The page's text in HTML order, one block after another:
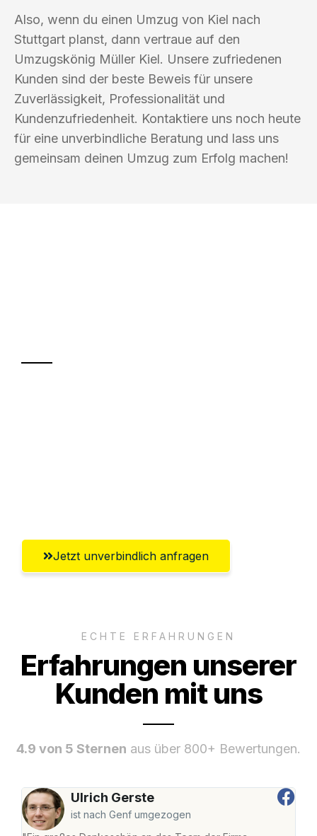
Also, wenn du einen Umzug von Kiel nach
Stuttgart planst, dann vertraue auf den
Umzugskönig Müller Kiel. Unsere zufriedenen
Kunden sind der beste Beweis für unsere
Zuverlässigkeit, Professionalität und
Kundenzufriedenheit. Kontaktiere uns noch heute
für eine unverbindliche Beratung und lass uns
gemeinsam deinen Umzug zum Erfolg machen!
Jetzt unverbindlich anfragen
ECHTE ERFAHRUNGEN
Erfahrungen unserer
Kunden mit uns
4.9 von 5 Sternen aus über 800+ Bewertungen.
Ulrich Gerste
ist nach Genf umgezogen